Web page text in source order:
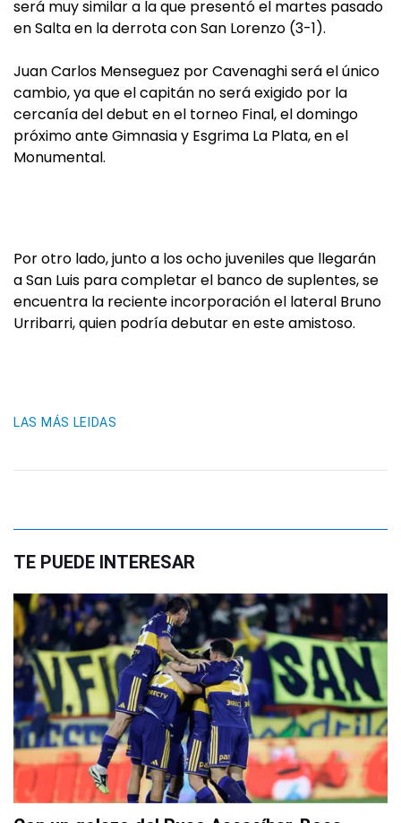
será muy similar a la que presentó el martes pasado
en Salta en la derrota con San Lorenzo (3-1).
Juan Carlos Menseguez por Cavenaghi será el único
cambio, ya que el capitán no será exigido por la
cercanía del debut en el torneo Final, el domingo
próximo ante Gimnasia y Esgrima La Plata, en el
Monumental.
Por otro lado, junto a los ocho juveniles que llegarán
a San Luis para completar el banco de suplentes, se
encuentra la reciente incorporación el lateral Bruno
Urribarri, quien podría debutar en este amistoso.
LAS MÁS LEIDAS
TE PUEDE INTERESAR